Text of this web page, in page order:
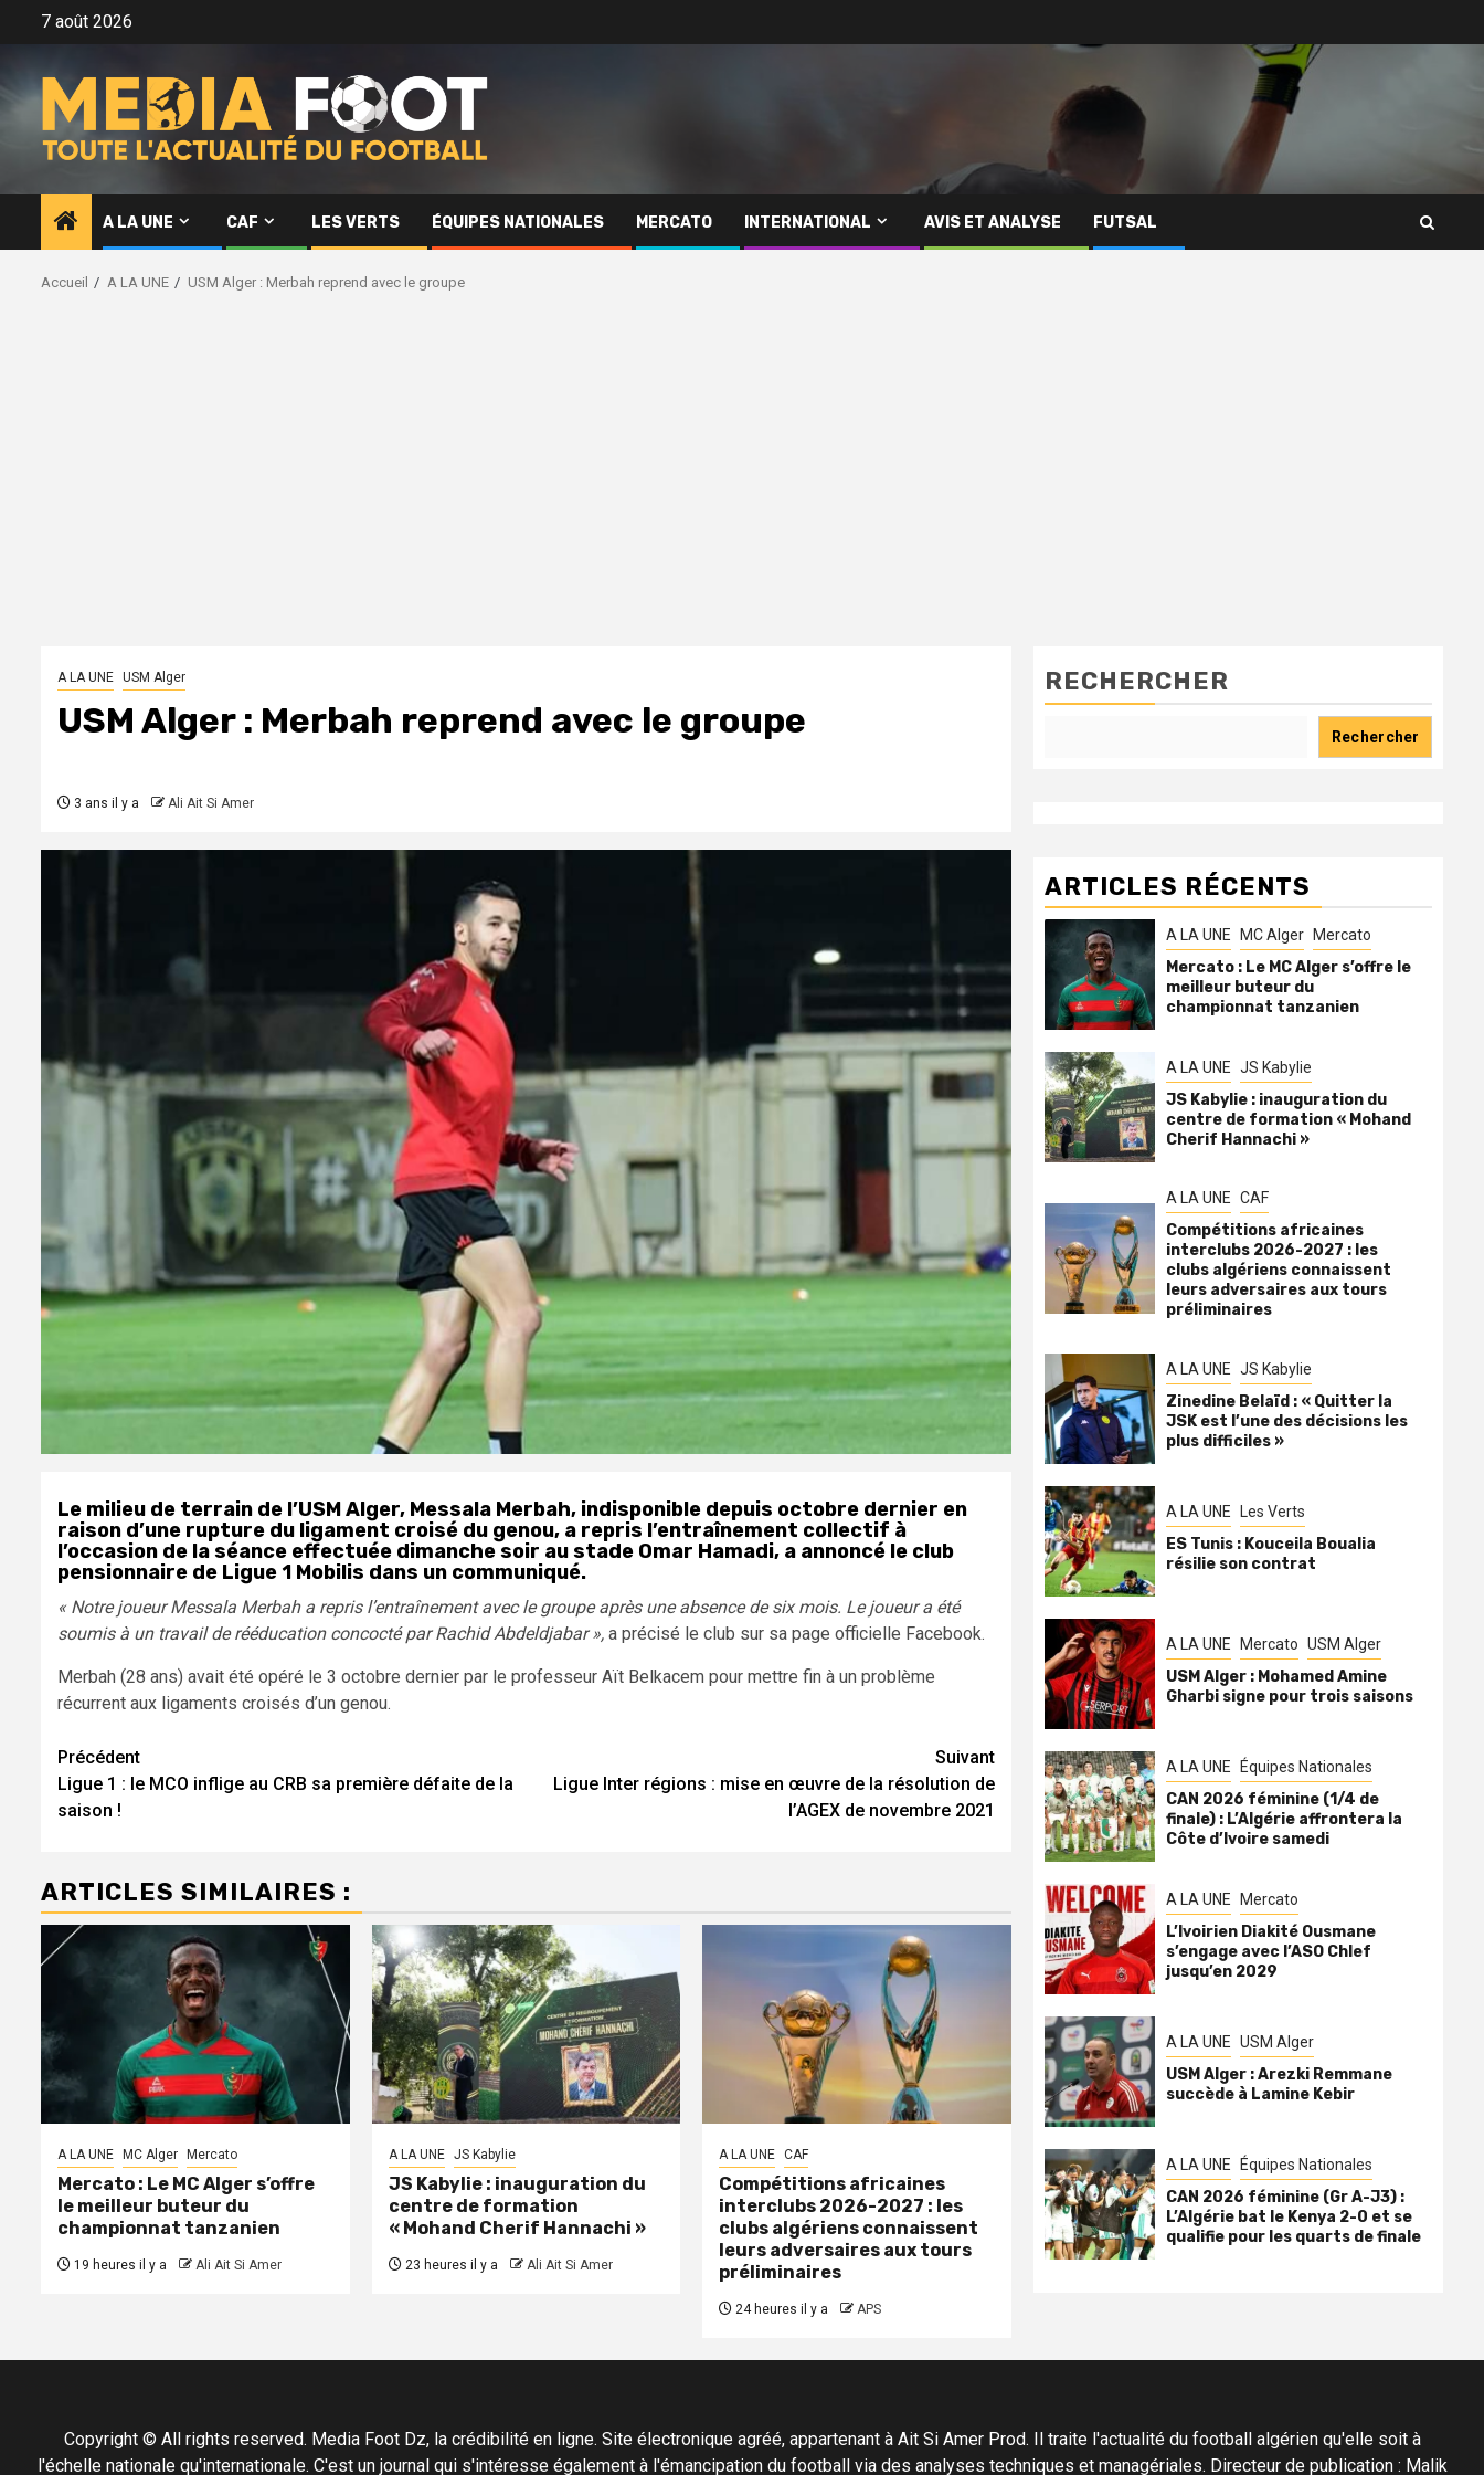
7 août 2026
A LA UNE CAF LES VERTS ÉQUIPES NATIONALES MERCATO INTERNATIONAL AVIS ET ANALYSE FUTSAL
Accueil A LA UNE USM Alger : Merbah reprend avec le groupe
A LA UNE USM Alger
USM Alger : Merbah reprend avec le groupe
3 ans il y a Ali Ait Si Amer
Le milieu de terrain de l’USM Alger, Messala Merbah, indisponible depuis octobre dernier en
raison d’une rupture du ligament croisé du genou, a repris l’entraînement collectif à
l’occasion de la séance effectuée dimanche soir au stade Omar Hamadi, a annoncé le club
pensionnaire de Ligue 1 Mobilis dans un communiqué.
« Notre joueur Messala Merbah a repris l’entraînement avec le groupe après une absence de six mois. Le joueur a été
soumis à un travail de rééducation concocté par Rachid Abdeldjabar », a précisé le club sur sa page officielle Facebook.
Merbah (28 ans) avait été opéré le 3 octobre dernier par le professeur Aït Belkacem pour mettre fin à un problème
récurrent aux ligaments croisés d’un genou.
Navigation
d’article
Précédent
Ligue 1 : le MCO inflige au CRB sa première défaite de la
saison !
Suivant
Ligue Inter régions : mise en œuvre de la résolution de
l’AGEX de novembre 2021
ARTICLES SIMILAIRES :
A LA UNE MC Alger Mercato
Mercato : Le MC Alger s’offre
le meilleur buteur du
championnat tanzanien
19 heures il y a Ali Ait Si Amer
A LA UNE JS Kabylie
JS Kabylie : inauguration du
centre de formation
« Mohand Cherif Hannachi »
23 heures il y a Ali Ait Si Amer
A LA UNE CAF
Compétitions africaines
interclubs 2026-2027 : les
clubs algériens connaissent
leurs adversaires aux tours
préliminaires
24 heures il y a APS
RECHERCHER
Rechercher
ARTICLES RÉCENTS
A LA UNE MC Alger Mercato
Mercato : Le MC Alger s’offre le
meilleur buteur du
championnat tanzanien
A LA UNE JS Kabylie
JS Kabylie : inauguration du
centre de formation « Mohand
Cherif Hannachi »
A LA UNE CAF
Compétitions africaines
interclubs 2026-2027 : les
clubs algériens connaissent
leurs adversaires aux tours
préliminaires
A LA UNE JS Kabylie
Zinedine Belaïd : « Quitter la
JSK est l’une des décisions les
plus difficiles »
A LA UNE Les Verts
ES Tunis : Kouceila Boualia
résilie son contrat
A LA UNE Mercato USM Alger
USM Alger : Mohamed Amine
Gharbi signe pour trois saisons
A LA UNE Équipes Nationales
CAN 2026 féminine (1/4 de
finale) : L’Algérie affrontera la
Côte d’Ivoire samedi
A LA UNE Mercato
L’Ivoirien Diakité Ousmane
s’engage avec l’ASO Chlef
jusqu’en 2029
A LA UNE USM Alger
USM Alger : Arezki Remmane
succède à Lamine Kebir
A LA UNE Équipes Nationales
CAN 2026 féminine (Gr A-J3) :
L’Algérie bat le Kenya 2-0 et se
qualifie pour les quarts de finale
Copyright © All rights reserved. Media Foot Dz, la crédibilité en ligne. Site électronique agréé, appartenant à Ait Si Amer Prod. Il traite l'actualité du football algérien qu'elle soit à
l'échelle nationale qu'internationale. C'est un journal qui s'intéresse également à l'émancipation du football via des analyses techniques et managériales. Directeur de publication : Malik